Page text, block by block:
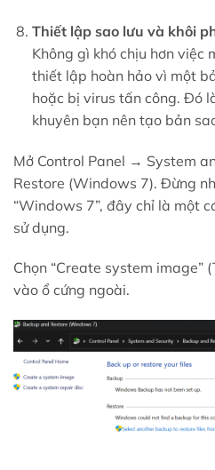
Thiết lập sao lưu và khôi
Không gì khó chịu hơn việc
thiết lập hoàn hảo vì một
hoặc bị virus tấn công. Đó
khuyên bạn nên tạo bản
Mở Control Panel → System
Restore (Windows 7). Đừng
“Windows 7”, đây chỉ là một
sử dụng.
Chọn “Create system image”
vào ổ cứng ngoài.